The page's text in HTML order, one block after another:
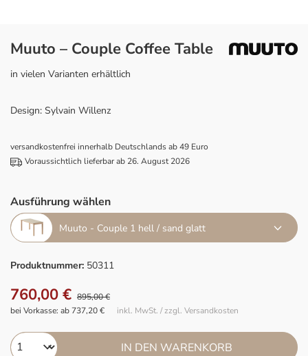
Muuto – Couple Coffee Table
in vielen Varianten erhältlich
Design: Sylvain Willenz
versandkostenfrei innerhalb Deutschlands ab 49 Euro
Voraussichtlich lieferbar ab 26. August 2026
Ausführung wählen
Muuto - Couple 1 hell / sand glatt
Produktnummer: 50311
760,00 € 895,00 €
inkl. MwSt. / zzgl. Versandkosten
bei Vorkasse: ab 737,20 €
IN DEN WARENKORB